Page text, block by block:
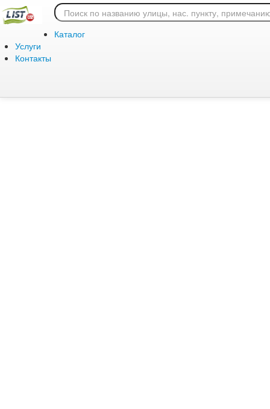
Каталог
Услуги
Контакты
Ошибка 404: страница